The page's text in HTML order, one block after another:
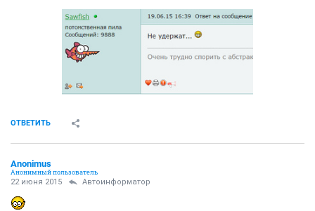
ОТВЕТИТЬ
Anоnimus
Анонимный пользователь
22 июня 2015 Автоинформатор